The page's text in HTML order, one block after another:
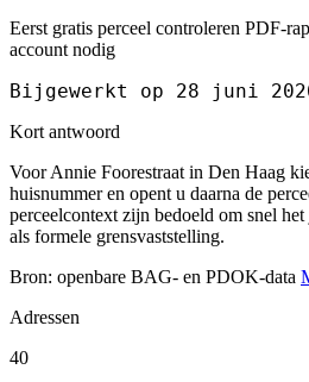
Eerst gratis perceel controleren PDF-
account nodig
Bijgewerkt op 28 juni
Kort antwoord
Voor Annie Foorestraat in Den Haag
huisnummer en opent u daarna de
perceelcontext zijn bedoeld om snel
als formele grensvaststelling.
Bron: openbare BAG- en PDOK-data
Adressen
40